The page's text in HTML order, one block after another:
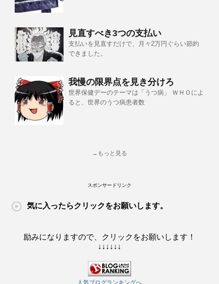
見直すべき3つの支払い
支払いを見直すだけで、月々2万円ぐらい節約
できました。
我慢の限界点を見き分けろ
世界保健デーのテーマは「うつ病」 ＷＨＯによ
ると、世界のうつ病患者数
→もっと見る
スポンサードリンク
気に入ったらクリックをお願いします。
励みになりますので、クリックをお願いします！
↓↓↓↓↓↓
人気ブログランキングへ